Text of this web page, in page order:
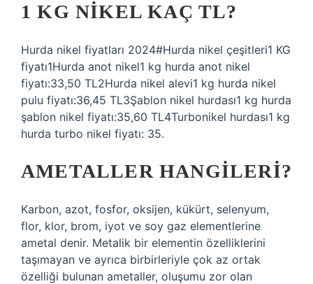
1 KG NIKEL KAÇ TL?
Hurda nikel fiyatları 2024#Hurda nikel çeşitleri1 KG
fiyatı1Hurda anot nikel1 kg hurda anot nikel
fiyatı:33,50 TL2Hurda nikel alevi1 kg hurda nikel
pulu fiyatı:36,45 TL3Şablon nikel hurdası1 kg hurda
şablon nikel fiyatı:35,60 TL4Turbonikel hurdası1 kg
hurda turbo nikel fiyatı: 35.
AMETALLER HANGILERI?
Karbon, azot, fosfor, oksijen, kükürt, selenyum,
flor, klor, brom, iyot ve soy gaz elementlerine
ametal denir. Metalik bir elementin özelliklerini
taşımayan ve ayrıca birbirleriyle çok az ortak
özelliği bulunan ametaller, oluşumu zor olan